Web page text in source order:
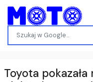
Toyota